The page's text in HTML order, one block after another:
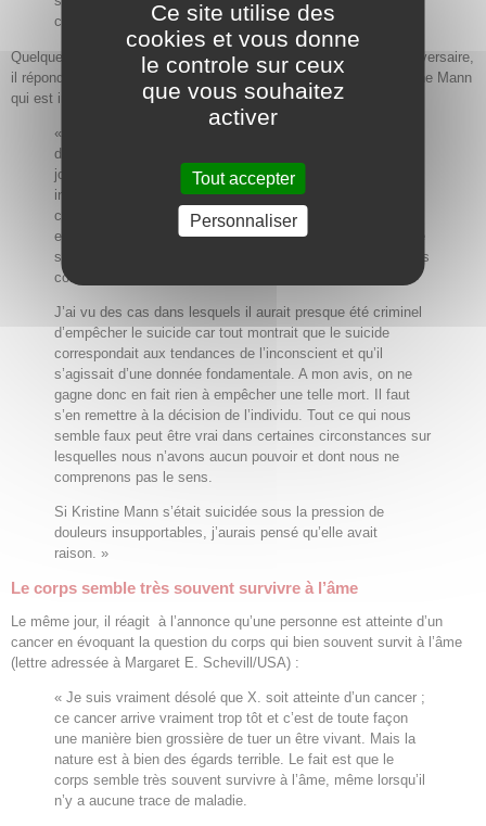
cette expérience jusqu’à ses limites extrêmes. »
Quelques jours plus tard, le 25 juillet 1946, veille de son 71e anniversaire,
il répond au Docteur Eleanor Bertine et évoque le décès de Kristine Mann
qui est intervenu au mois de novembre 1945.
« On peut se demander en effet si une personne atteinte
d’une maladie aussi horrible doit ou peut mettre fin à ses
jours. Dans de tels cas, je pense qu’il ne faut rien
influencer. Si je me trouvais dans de pareilles
circonstances, je laisserais libre cours aux choses, car s’il
est dans la nature de l’homme de pouvoir se suicider, toute
sa vie va alors effectivement dans cette direction ; j’en suis
convaincu.
J’ai vu des cas dans lesquels il aurait presque été criminel
d’empêcher le suicide car tout montrait que le suicide
correspondait aux tendances de l’inconscient et qu’il
s’agissait d’une donnée fondamentale. A mon avis, on ne
gagne donc en fait rien à empêcher une telle mort. Il faut
s’en remettre à la décision de l’individu. Tout ce qui nous
semble faux peut être vrai dans certaines circonstances sur
lesquelles nous n’avons aucun pouvoir et dont nous ne
comprenons pas le sens.
Si Kristine Mann s’était suicidée sous la pression de
douleurs insupportables, j’aurais pensé qu’elle avait
raison. »
Le corps semble très souvent survivre à l’âme
Le même jour, il réagit à l’annonce qu’une personne est atteinte d’un
cancer en évoquant la question du corps qui bien souvent survit à l’âme
(lettre adressée à Margaret E. Schevill/USA) :
« Je suis vraiment désolé que X. soit atteinte d’un cancer ;
ce cancer arrive vraiment trop tôt et c’est de toute façon
une manière bien grossière de tuer un être vivant. Mais la
nature est à bien des égards terrible. Le fait est que le
corps semble très souvent survivre à l’âme, même lorsqu’il
n’y a aucune trace de maladie.
Ce site utilise des
cookies et vous donne
le controle sur ceux
que vous souhaitez
activer
Tout accepter
Personnaliser